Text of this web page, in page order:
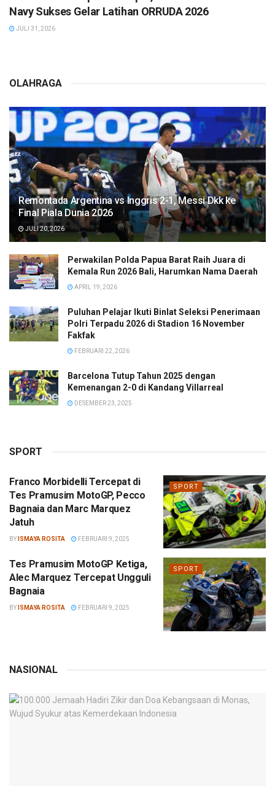
Navy Sukses Gelar Latihan ORRUDA 2026
JULI 31, 2026
OLAHRAGA
Remontada Argentina vs Inggris 2-1, Messi Dkk ke
Final Piala Dunia 2026
JULI 20, 2026
Perwakilan Polda Papua Barat Raih Juara di
Kemala Run 2026 Bali, Harumkan Nama Daerah
APRIL 19, 2026
Puluhan Pelajar Ikuti Binlat Seleksi Penerimaan
Polri Terpadu 2026 di Stadion 16 November
Fakfak
FEBRUARI 22, 2026
Barcelona Tutup Tahun 2025 dengan
Kemenangan 2-0 di Kandang Villarreal
DESEMBER 23, 2025
SPORT
SPORT
Franco Morbidelli Tercepat di
Tes Pramusim MotoGP, Pecco
Bagnaia dan Marc Marquez
Jatuh
BY ISMAYA ROSITA FEBRUARI 9, 2025
SPORT
Tes Pramusim MotoGP Ketiga,
Alec Marquez Tercepat Ungguli
Bagnaia
BY ISMAYA ROSITA FEBRUARI 9, 2025
NASIONAL